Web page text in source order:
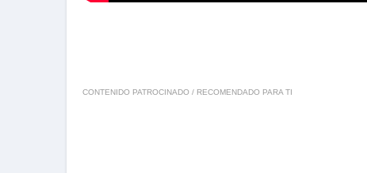
CONTENIDO PATROCINADO / RECOMENDADO PARA TI